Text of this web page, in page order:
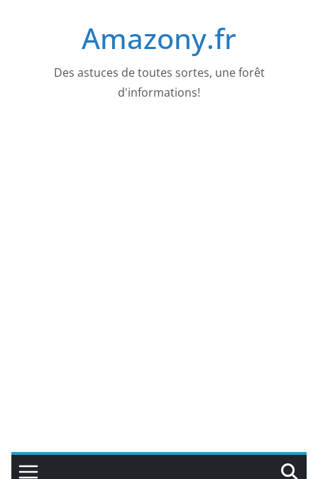
Amazony.fr
Des astuces de toutes sortes, une forêt
d'informations!